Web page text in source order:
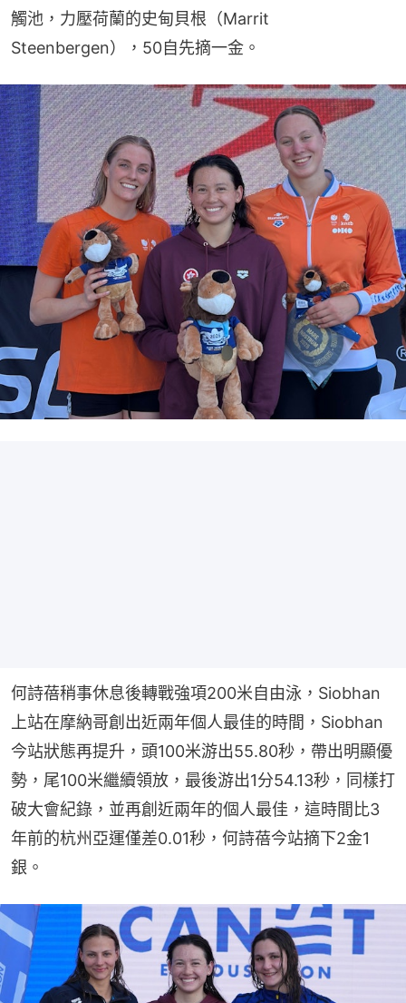
觸池，力壓荷蘭的史甸貝根（Marrit
Steenbergen），50自先摘一金。
何詩蓓稍事休息後轉戰強項200米自由泳，Siobhan
上站在摩納哥創出近兩年個人最佳的時間，Siobhan
今站狀態再提升，頭100米游出55.80秒，帶出明顯優
勢，尾100米繼續領放，最後游出1分54.13秒，同樣打
破大會紀錄，並再創近兩年的個人最佳，這時間比3
年前的杭州亞運僅差0.01秒，何詩蓓今站摘下2金1
銀。